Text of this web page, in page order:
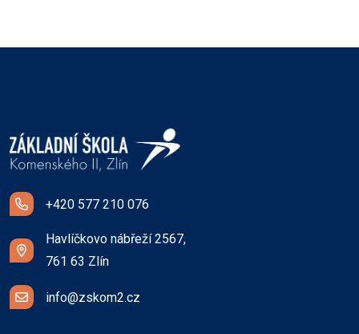
+420 577 210 076
Havlíčkovo nábřeží 2567,
761 63 Zlín
info@zskom2.cz